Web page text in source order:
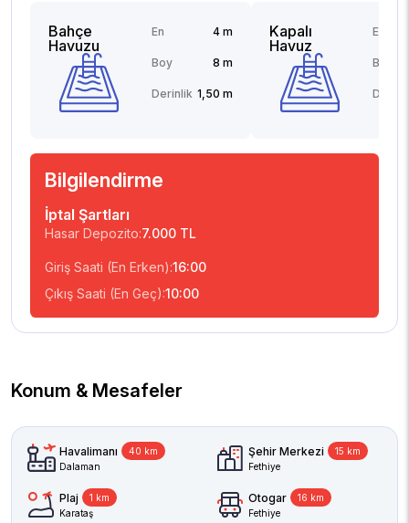
Bahçe
Havuzu
En 4 m
Boy 8 m
Derinlik 1,50 m
Kapalı
Havuz
En
Boy
Bilgilendirme
İptal Şartları
Hasar Depozito:7.000 TL
Giriş Saati (En Erken):16:00
Çıkış Saati (En Geç):10:00
Konum & Mesafeler
Havalimanı
40 km
Dalaman
Şehir Merkezi
15 km
Fethiye
Plaj
1 km
Karataş
Otogar
16 km
Fethiye